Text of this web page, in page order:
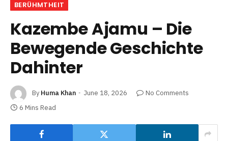
BERÜHMTHEIT
Kazembe Ajamu – Die
Bewegende Geschichte
Dahinter
By Huma Khan June 18, 2026
No Comments
6 Mins Read